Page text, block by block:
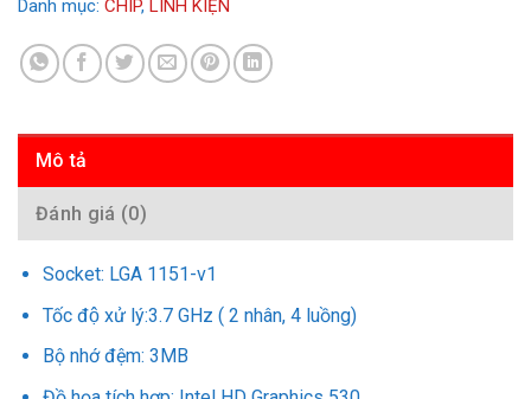
Danh mục: CHIP, LINH KIỆN
Mô tả
Đánh giá (0)
Socket: LGA 1151-v1
Tốc độ xử lý:3.7 GHz ( 2 nhân, 4 luồng)
Bộ nhớ đệm: 3MB